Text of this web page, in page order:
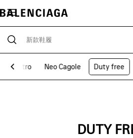
Metro Neo Cagole Duty free
DUTY